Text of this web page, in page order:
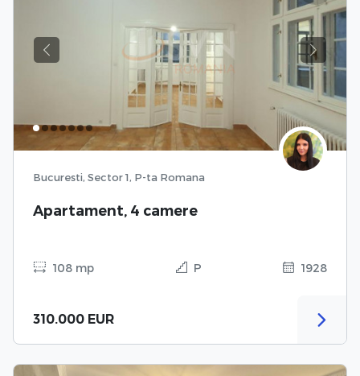
Previous Next
Bucuresti, Sector 1, P-ta Romana
Apartament, 4 camere
108 mp P 1928
310.000 EUR